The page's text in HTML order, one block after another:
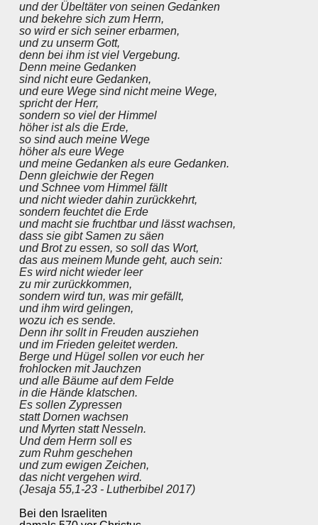
und der Übeltäter von seinen Gedanken
und bekehre sich zum Herrn,
so wird er sich seiner erbarmen,
und zu unserm Gott,
denn bei ihm ist viel Vergebung.
Denn meine Gedanken
sind nicht eure Gedanken,
und eure Wege sind nicht meine Wege,
spricht derHerr,
sondern so viel der Himmel
höher ist als die Erde,
so sind auch meine Wege
höher als eure Wege
und meine Gedanken als eure Gedanken.
Denn gleichwie der Regen
und Schnee vom Himmel fällt
und nicht wieder dahin zurückkehrt,
sondern feuchtet die Erde
und macht sie fruchtbar und lässt wachsen,
dass sie gibt Samen zu säen
und Brot zu essen, so soll das Wort,
das aus meinem Munde geht, auch sein:
Es wird nicht wieder leer
zu mir zurückkommen,
sondern wird tun, was mir gefällt,
und ihm wird gelingen,
wozu ich es sende.
Denn ihr sollt in Freuden ausziehen
und im Frieden geleitet werden.
Berge und Hügel sollen vor euch her
frohlocken mit Jauchzen
und alle Bäume auf dem Felde
in die Hände klatschen.
Es sollen Zypressen
statt Dornen wachsen
und Myrten statt Nesseln.
Und dem Herrnsoll es
zum Ruhm geschehen
und zum ewigen Zeichen,
das nicht vergehen wird.
(Jesaja 55,1-23 - Lutherbibel 2017)
Bei den Israeliten